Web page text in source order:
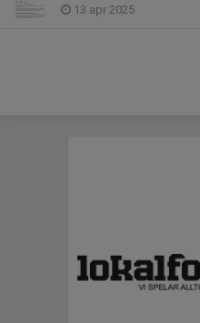
13 apr 2025